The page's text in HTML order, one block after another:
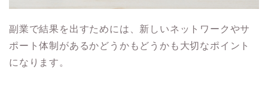
副業で結果を出すためには、新しいネットワークやサ
ポート体制があるかどうかもどうかも大切なポイント
になります。